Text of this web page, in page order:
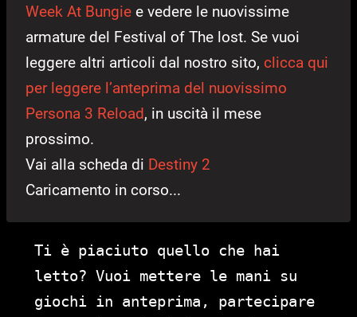
Week At Bungie e vedere le nuovissime
armature del Festival of The lost. Se vuoi
leggere altri articoli dal nostro sito, clicca qui
per leggere l’anteprima del nuovissimo
Persona 3 Reload, in uscità il mese
prossimo.
Vai alla scheda di Destiny 2
Caricamento in corso...
Ti è piaciuto quello che hai
letto? Vuoi mettere le mani su
giochi in anteprima, partecipare